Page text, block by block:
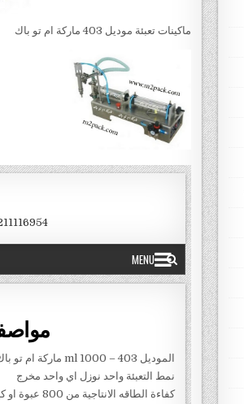
ماكينات تعبئة موديل 403 ماركة ام تو باك